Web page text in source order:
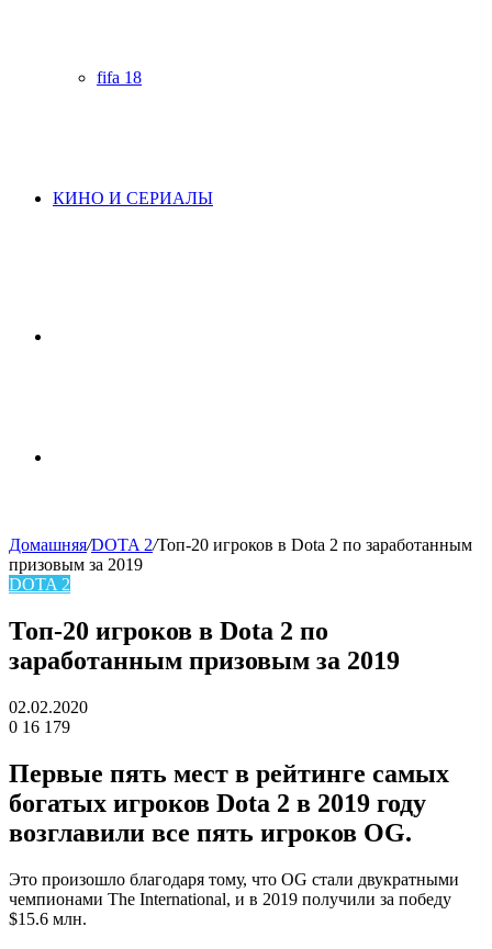
fifa 18
КИНО И СЕРИАЛЫ
skin
Домашняя/DOTA 2/Топ-20 игроков в Dota 2 по заработанным
призовым за 2019
DOTA 2
Топ-20 игроков в Dota 2 по
заработанным призовым за 2019
02.02.2020
0 16 179
Первые пять мест в рейтинге самых
богатых игроков Dota 2 в 2019 году
возглавили все пять игроков OG.
Это произошло благодаря тому, что OG стали двукратными
чемпионами The International, и в 2019 получили за победу
$15.6 млн.